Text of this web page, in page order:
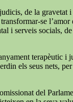
de la gravetat
se l’amor
i serveis socials,
terapèutic i
els seus nets,
del